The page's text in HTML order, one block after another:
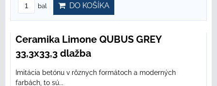
bal DO KOŠÍKA
Ceramika Limone QUBUS GREY
33,3x33,3 dlažba
Imitácia betónu v rôznych formátoch a moderných
farbách, to sú...